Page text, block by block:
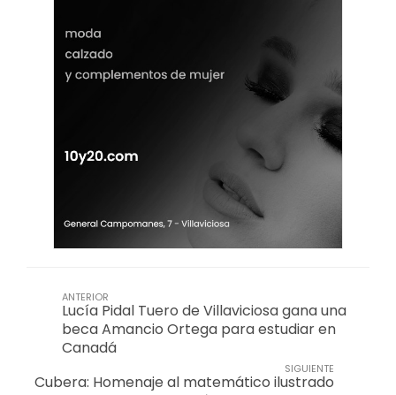
ANTERIOR
Lucía Pidal Tuero de Villaviciosa gana una
beca Amancio Ortega para estudiar en
Canadá
SIGUIENTE
Cubera: Homenaje al matemático ilustrado